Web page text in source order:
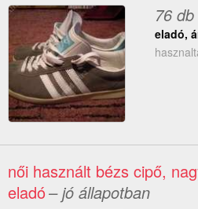
76 db
eladó,
női használt bézs cipő,
eladó– jó állapotban